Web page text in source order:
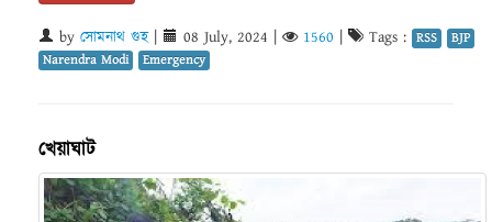
by সোমনাথ গুহ| 08 July, 2024 | 1560 | Tags : RSS
BJP
Narendra Modi
Emergency
খেয়াঘাট